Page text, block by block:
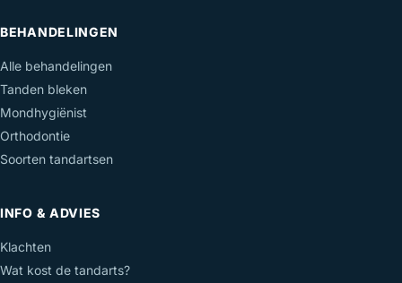
BEHANDELINGEN
Alle behandelingen
Tanden bleken
Mondhygiënist
Orthodontie
Soorten tandartsen
INFO & ADVIES
Klachten
Wat kost de tandarts?